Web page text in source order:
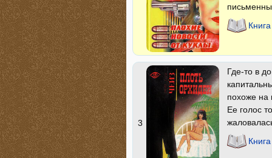
3
Где-то в
похоже на
Ее голос